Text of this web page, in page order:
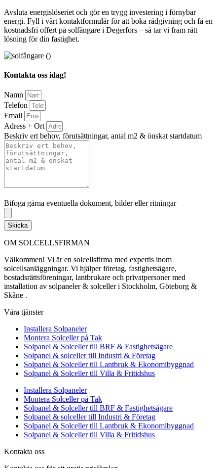
Avsluta energislöseriet och gör en trygg investering i förnybar
energi. Fyll i vårt kontaktformulär för att boka rådgivning och få en
kostnadsfri offert på solfångare i Degerfors – så tar vi fram rätt
lösning för din fastighet.
Kontakta oss idag!
Namn
Telefon
Email
Adress + Ort
Beskriv ert behov, förutsättningar, antal m2 & önskat startdatum
Bifoga gärna eventuella dokument, bilder eller ritningar
Skicka
OM SOLCELLSFIRMAN
Välkommen! Vi är en solcellsfirma med expertis inom
solcellsanläggningar. Vi hjälper företag, fastighetsägare,
bostadsrättsföreningar, lantbrukare och privatpersoner med
installation av solpaneler & solceller i Stockholm, Göteborg &
Skåne .
Våra tjänster
Installera Solpaneler
Montera Solceller på Tak
Solpanel & Solceller till BRF & Fastighetsägare
Solpanel & solceller till Industri & Företag
Solpanel & Solceller till Lantbruk & Ekonomibyggnad
Solpanel & Solceller till Villa & Fritidshus
Installera Solpaneler
Montera Solceller på Tak
Solpanel & Solceller till BRF & Fastighetsägare
Solpanel & solceller till Industri & Företag
Solpanel & Solceller till Lantbruk & Ekonomibyggnad
Solpanel & Solceller till Villa & Fritidshus
Kontakta oss